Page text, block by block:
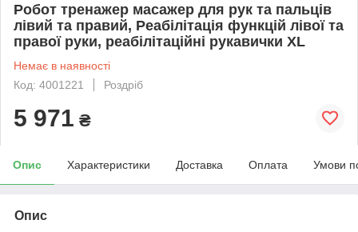
Робот тренажер масажер для рук та пальців
лівий та правий, Реабілітація функцій лівої та
правої руки, реабілітаційні рукавички XL​
Немає в наявності
Код: 4001221
Роздріб
5 971 ₴
Опис Характеристики Доставка Оплата Умови
Опис